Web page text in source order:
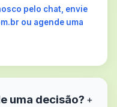
pelo chat, envie
ou agende uma
uma decisão? +